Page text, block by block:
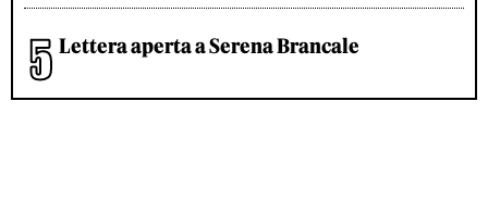
Lettera aperta a Serena Brancale